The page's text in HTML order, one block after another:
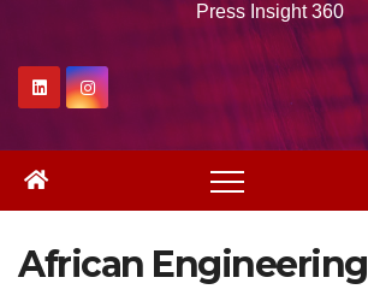
Press Insight 360
African Engineering